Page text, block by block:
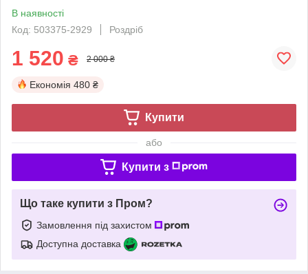
В наявності
Код: 503375-2929
Роздріб
1 520 ₴ 2 000 ₴
Економія 480 ₴
Купити
або
Купити з
Що таке купити з Пром?
Замовлення під захистом
Доступна доставка